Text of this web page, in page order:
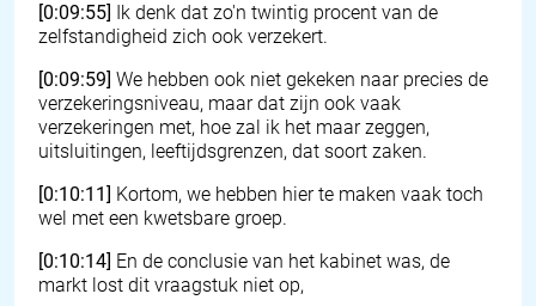
[0:09:55] Ik denk dat zo'n twintig procent van de
zelfstandigheid zich ook verzekert.
[0:09:59] We hebben ook niet gekeken naar precies de
verzekeringsniveau, maar dat zijn ook vaak
verzekeringen met, hoe zal ik het maar zeggen,
uitsluitingen, leeftijdsgrenzen, dat soort zaken.
[0:10:11] Kortom, we hebben hier te maken vaak toch
wel met een kwetsbare groep.
[0:10:14] En de conclusie van het kabinet was, de
markt lost dit vraagstuk niet op,